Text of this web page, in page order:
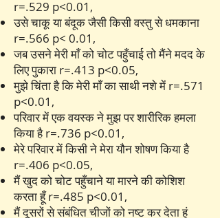
r=.529 p<0.01,
उसे चाकू या बंदूक जैसी किसी वस्तु से धमकाना
r=.566 p< 0.01,
जब उसने मेरी माँ को चोट पहुँचाई तो मैंने मदद के
लिए पुकारा r=.413 p<0.05,
मुझे चिंता है कि मेरी माँ का साथी नशे में r=.571
p<0.01,
परिवार में एक वयस्क ने मुझ पर शारीरिक हमला
किया है r=.736 p<0.01,
मेरे परिवार में किसी ने मेरा यौन शोषण किया है
r=.406 p<0.05,
मैं खुद को चोट पहुँचाने या मारने की कोशिश
करता हूँ r=.485 p<0.01,
मैं दूसरों से संबंधित चीजों को नष्ट कर देता हूं